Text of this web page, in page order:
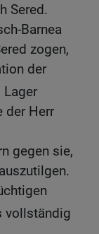
Sered.
Barnea
zogen,
der
Lager
der Herr
gegen sie,
vollständig